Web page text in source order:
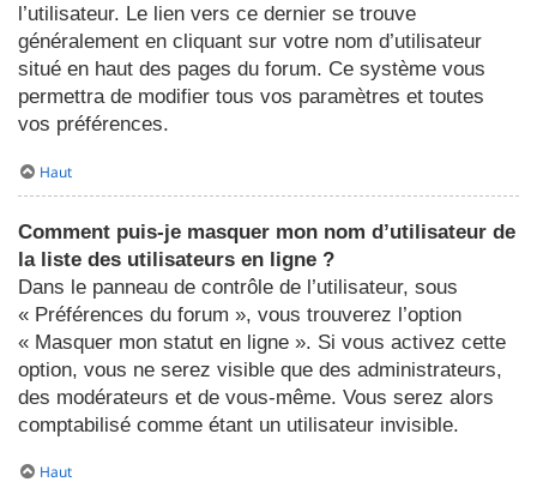
l’utilisateur. Le lien vers ce dernier se trouve
généralement en cliquant sur votre nom d’utilisateur
situé en haut des pages du forum. Ce système vous
permettra de modifier tous vos paramètres et toutes
vos préférences.
Haut
Comment puis-je masquer mon nom d’utilisateur de
la liste des utilisateurs en ligne ?
Dans le panneau de contrôle de l’utilisateur, sous
« Préférences du forum », vous trouverez l’option
« Masquer mon statut en ligne ». Si vous activez cette
option, vous ne serez visible que des administrateurs,
des modérateurs et de vous-même. Vous serez alors
comptabilisé comme étant un utilisateur invisible.
Haut